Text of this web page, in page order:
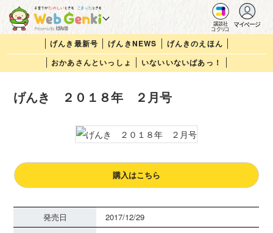
講談社
コクリコ
マイページ
げんき最新号 げんきNEWS
げんきのえほん
おかあさんといっしょ
いないいないばあっ！
げんき ２０１８年 ２月号
購入はこちら
発売日
2017/12/29